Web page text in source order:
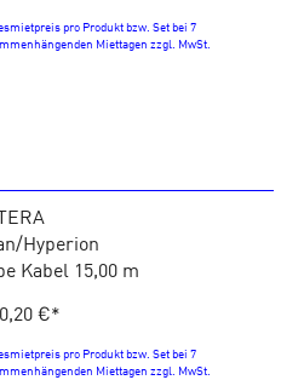
pro Produkt bzw. Set bei 7
Miettagen zzgl. MwSt.
Hyperion
Kabel 15,00 m
€*
pro Produkt bzw. Set bei 7
Miettagen zzgl. MwSt.